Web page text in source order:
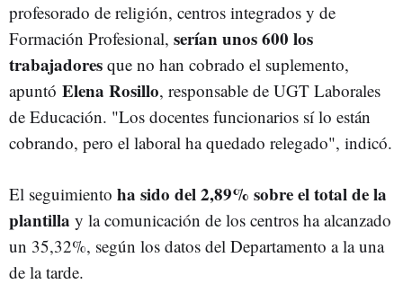
profesorado de religión, centros integrados y de
Formación Profesional, serían unos 600 los
trabajadores que no han cobrado el suplemento,
apuntó Elena Rosillo, responsable de UGT Laborales
de Educación. "Los docentes funcionarios sí lo están
cobrando, pero el laboral ha quedado relegado", indicó.
El seguimiento ha sido del 2,89% sobre el total de la
plantilla y la comunicación de los centros ha alcanzado
un 35,32%, según los datos del Departamento a la una
de la tarde.